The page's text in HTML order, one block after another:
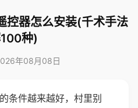
控器怎么安装(千术手法
种)
年08月08日
条件越来越好，村里别